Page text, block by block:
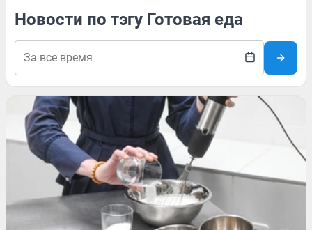
Новости по тэгу Готовая еда